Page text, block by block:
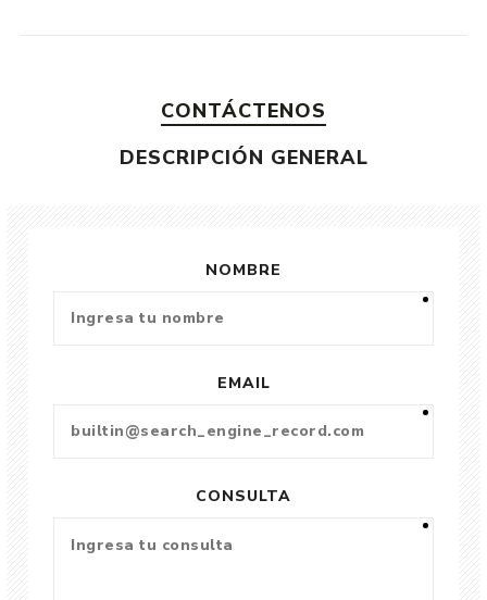
CONTÁCTENOS
DESCRIPCIÓN GENERAL
NOMBRE
EMAIL
CONSULTA